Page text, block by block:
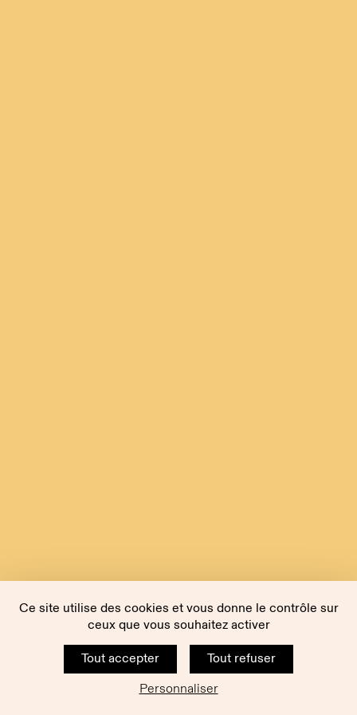
Ce site utilise des cookies et vous donne le contrôle sur
ceux que vous souhaitez activer
Tout accepter
Tout refuser
Personnaliser